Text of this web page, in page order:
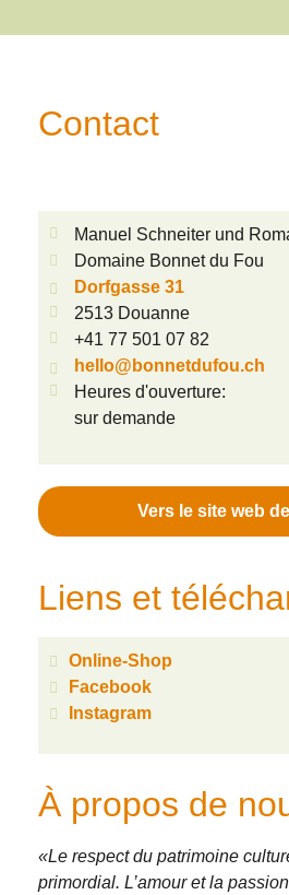
À propos de
«Le respect du patrimoine
primordial. L’amour et la
Contact
Manuel Schneiter und
Domaine Bonnet du Fou
Dorfgasse 31
2513 Douanne
+41 77 501 07 82
hello@bonnetdufou.ch
Heures d'ouverture:
sur demande
Vers le site web
Liens et
Online-Shop
Facebook
Instagram